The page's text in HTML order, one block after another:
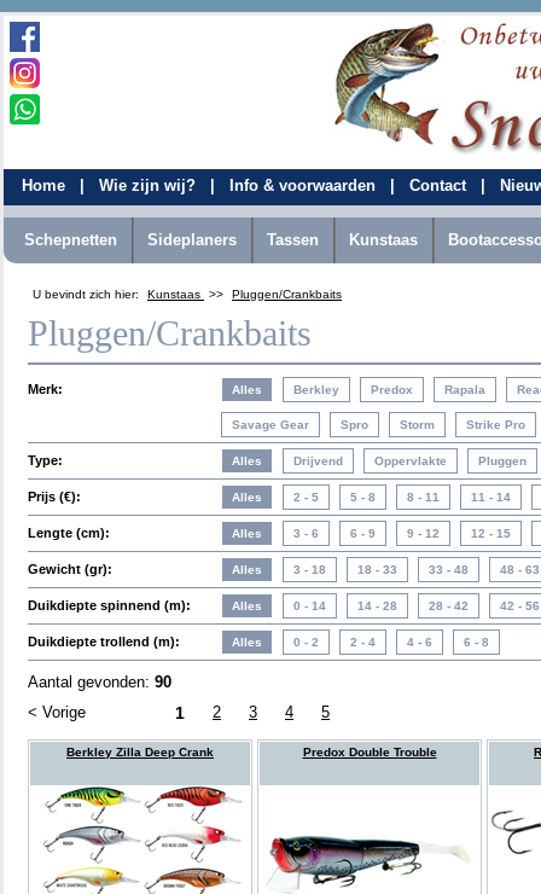
Home Wie zijn wij? Info & voorwaarden Contact
Schepnetten Sideplaners Tassen Kunstaas
U bevindt zich hier: Kunstaas >> Pluggen/Crankbaits
Pluggen/Crankbaits
Merk:
Type:
Prijs (€):
Lengte (cm):
Gewicht (gr):
Duikdiepte spinnend (m):
Duikdiepte trollend (m):
Aantal gevonden: 90
< Vorige
1 2 3 4 5
Berkley Zilla Deep Crank Predox Double Trouble